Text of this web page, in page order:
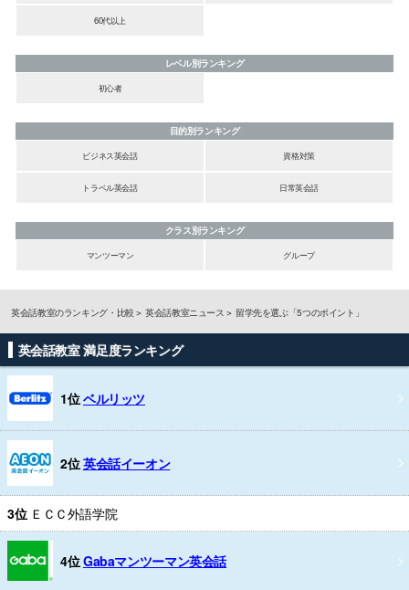
60代以上
レベル別ランキング
初心者
目的別ランキング
ビジネス英会話
資格対策
トラベル英会話 日常英会話
クラス別ランキング
マンツーマン
グループ
英会話教室のランキング・比較 英会話教室ニュース 留学先を選ぶ「5つのポイント」
英会話教室 満足度ランキング
1位ベルリッツ
2位英会話イーオン
3位 ＥＣＣ外語学院
4位Gabaマンツーマン英会話